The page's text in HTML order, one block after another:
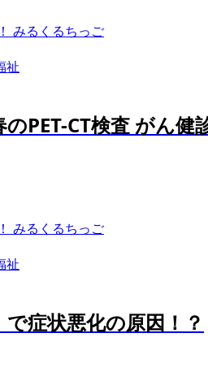
みるくるちっご
祉
PET-CT検査 がん健
みるくるちっご
祉
で症状悪化の原因！？